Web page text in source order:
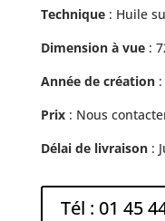
Technique : Huile
Dimension à vue:
Année de création:
Prix: Nous
Délai de livraison:
Tél : 01 45